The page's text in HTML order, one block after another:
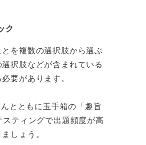
ク
を複数の選択肢から選ぶ
択肢などが含まれている
要があります。
とともに玉手箱の「趣旨
ティングで出題頻度が高
しょう。